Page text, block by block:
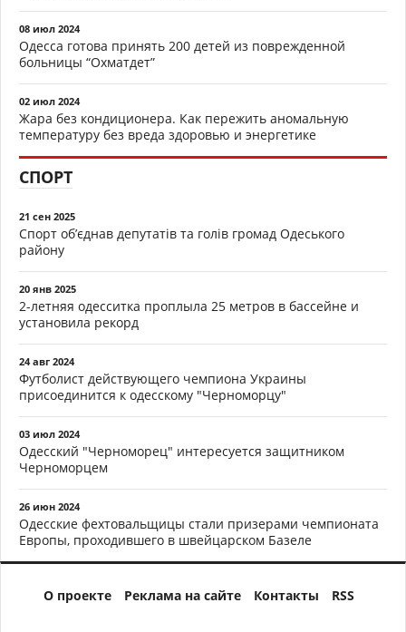
08 июл 2024
Одесса готова принять 200 детей из поврежденной
больницы “Охматдет”
02 июл 2024
Жара без кондиционера. Как пережить аномальную
температуру без вреда здоровью и энергетике
СПОРТ
21 сен 2025
Спорт об’єднав депутатів та голів громад Одеського
району
20 янв 2025
2-летняя одесситка проплыла 25 метров в бассейне и
установила рекорд
24 авг 2024
Футболист действующего чемпиона Украины
присоединится к одесскому "Черноморцу"
03 июл 2024
Одесский "Черноморец" интересуется защитником
Черноморцем
26 июн 2024
Одесские фехтовальщицы стали призерами чемпионата
Европы, проходившего в швейцарском Базеле
О проекте Реклама на сайте Контакты RSS